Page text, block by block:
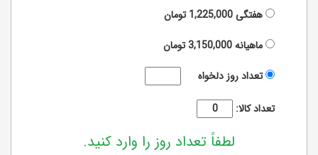
هفتگی1,225,000تومان
ماهیانه3,150,000تومان
تعداد روز دلخواه
تعداد کالا:
لطفاً تعداد روز را وارد کنید.